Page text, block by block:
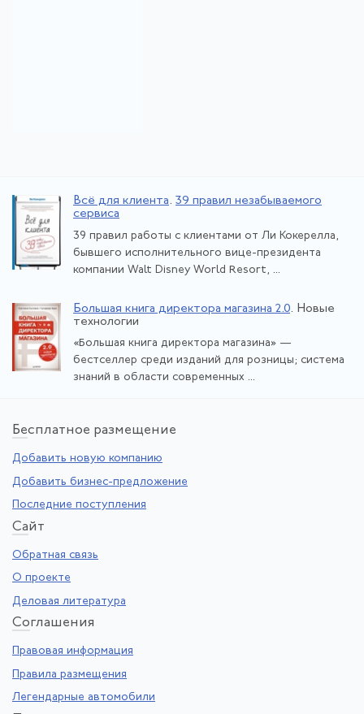
Всё для клиента. 39 правил незабываемого
сервиса
39 правил работы с клиентами от Ли Кокерелла,
бывшего исполнительного вице-президента
компании Walt Disney World Resort, ...
Большая книга директора магазина 2.0. Новые
технологии
«Большая книга директора магазина» —
бестселлер среди изданий для розницы; система
знаний в области современных ...
Бесплатное размещение
Добавить новую компанию
Добавить бизнес-предложение
Последние поступления
Сайт
Обратная связь
О проекте
Деловая литература
Соглашения
Правовая информация
Правила размещения
Легендарные автомобили